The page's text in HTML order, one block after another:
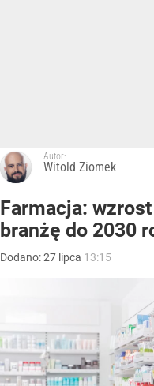
Autor:
Witold Ziomek
Farmacja:
branżę do 2030
Dodano:27 lipca 13:15